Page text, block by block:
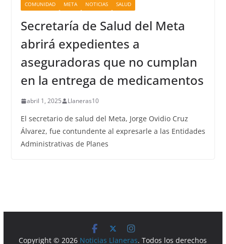
COMUNIDAD META NOTICIAS SALUD
Secretaría de Salud del Meta
abrirá expedientes a
aseguradoras que no cumplan
en la entrega de medicamentos
abril 1, 2025 Llaneras10
El secretario de salud del Meta, Jorge Ovidio Cruz
Álvarez, fue contundente al expresarle a las Entidades
Administrativas de Planes
Copyright © 2026 Noticias Llaneras. Todos los derechos